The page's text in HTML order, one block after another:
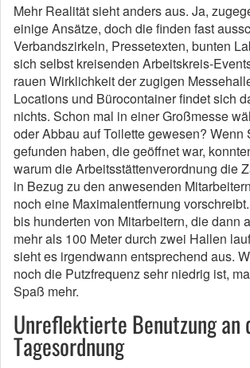
Mehr Realität sieht anders aus. Ja,
einige Ansätze, doch die finden fast
Verbandszirkeln, Pressetexten, bunten
sich selbst kreisenden Arbeitskreis-
rauen Wirklichkeit der zugigen
Locations und Bürocontainer findet sich
nichts. Schon mal in einer Großmesse
oder Abbau auf Toilette gewesen? Wenn
gefunden haben, die geöffnet war,
warum die Arbeitsstättenverordnung die
in Bezug zu den anwesenden
noch eine Maximalentfernung
bis hunderten von Mitarbeitern, die dann
mehr als 100 Meter durch zwei Hallen
sieht es irgendwann entsprechend aus.
noch die Putzfrequenz sehr niedrig ist,
Spaß mehr.
Unreflektierte Benutzung an
Tagesordnung